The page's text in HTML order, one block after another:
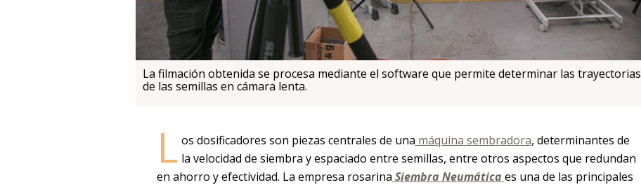
La filmación obtenida se procesa mediante el software que permite determinar las trayectorias
de las semillas en cámara lenta.
L os dosificadores son piezas centrales de una máquina sembradora, determinantes de
la velocidad de siembra y espaciado entre semillas, entre otros aspectos que redundan
en ahorro y efectividad. La empresa rosarina Siembra Neumática es una de las principales